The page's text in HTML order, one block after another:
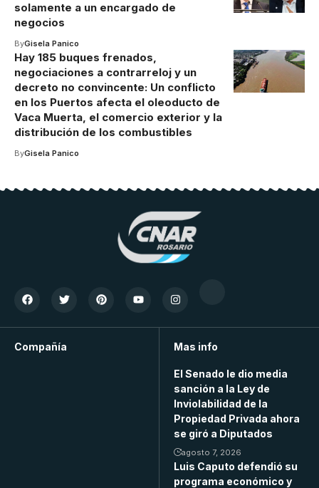
solamente a un encargado de
negocios
ByGisela Panico
Hay 185 buques frenados,
negociaciones a contrarreloj y un
decreto no convincente: Un conflicto
en los Puertos afecta el oleoducto de
Vaca Muerta, el comercio exterior y la
distribución de los combustibles
ByGisela Panico
Compañía Mas info
El Senado le dio media
sanción a la Ley de
Inviolabilidad de la
Propiedad Privada ahora
se giró a Diputados
agosto 7, 2026
Luis Caputo defendió su
programa económico y